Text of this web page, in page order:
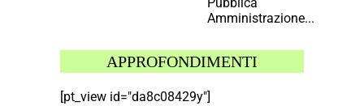
Amministrazione...
APPROFONDIMENTI
[pt_view id="da8c08429y"]